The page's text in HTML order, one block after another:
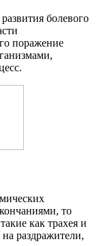
болевого
поражение
то
как трахея и
раздражители,